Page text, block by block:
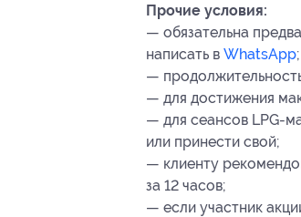
Прочие условия:
— обязательна
написать в WhatsApp;
—
— для достижения
— для сеансов LPG-
или принести свой;
— клиенту
за 12 часов;
— если участник